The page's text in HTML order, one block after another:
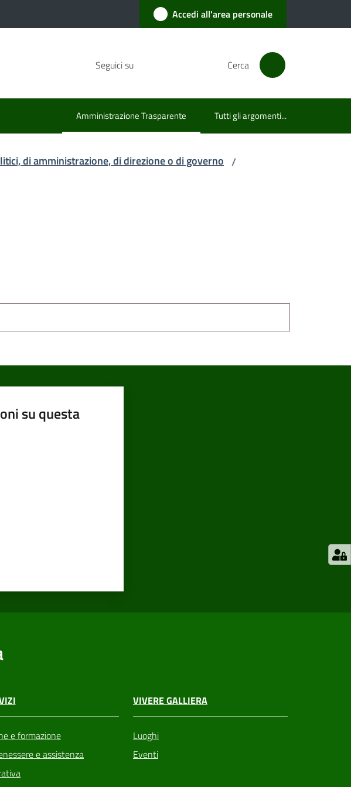
Accedi all'area personale
Seguici su Cerca
Amministrazione Trasparente
Menu selezionato Tutti gli argomenti...
di amministrazione, di direzione o di governo /
su questa
e formazione
e assistenza
VIVERE GALLIERA
Luoghi
Eventi